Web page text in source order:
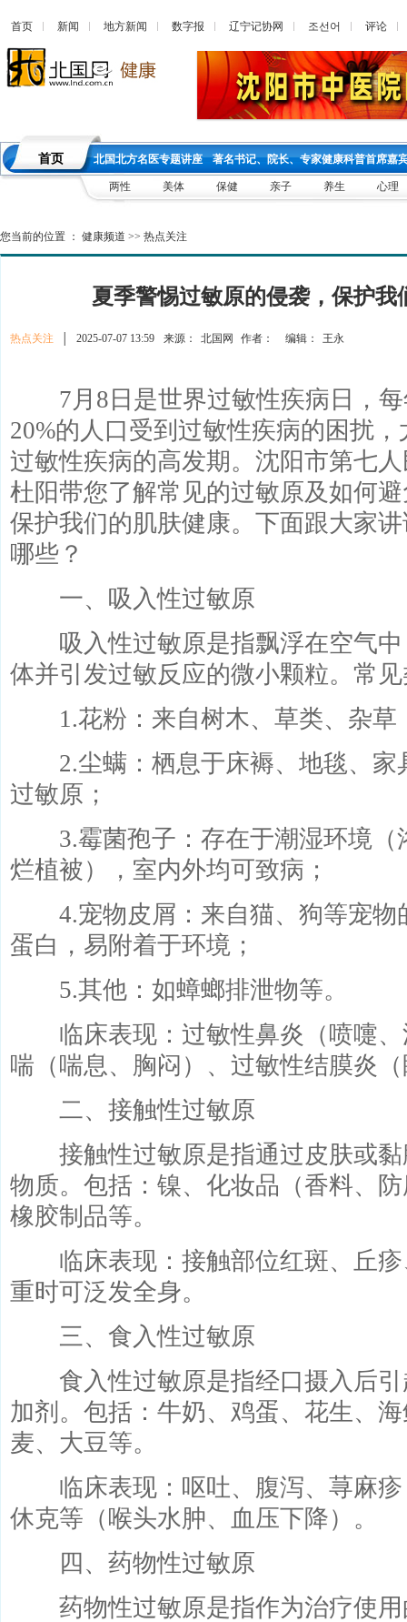
首页 新闻 地方新闻 数字报 辽宁记协网 조선어 评论
首页 北国北方名医专题讲座 著名书记、院长、专家健康科普首席嘉
两性 美体 保健 亲子 养生 心理
您当前的位置 ： 健康频道 >> 热点关注
夏季警惕过敏原的侵袭，保护我
热点关注 2025-07-07 13:59 来源： 北国网 作者： 编辑： 王永
7月8日是世界过敏性疾病日，每
20%的人口受到过敏性疾病的困扰
过敏性疾病的高发期。沈阳市第七
杜阳带您了解常见的过敏原及如何
保护我们的肌肤健康。下面跟大家
哪些？
一、吸入性过敏原
吸入性过敏原是指飘浮在空气中
体并引发过敏反应的微小颗粒。常
1.花粉：来自树木、草类、杂草
2.尘螨：栖息于床褥、地毯、家
过敏原；
3.霉菌孢子：存在于潮湿环境（
烂植被），室内外均可致病；
4.宠物皮屑：来自猫、狗等宠物
蛋白，易附着于环境；
5.其他：如蟑螂排泄物等。
临床表现：过敏性鼻炎（喷嚏、
喘（喘息、胸闷）、过敏性结膜炎
二、接触性过敏原
接触性过敏原是指通过皮肤或黏
物质。包括：镍、化妆品（香料、
橡胶制品等。
临床表现：接触部位红斑、丘疹
重时可泛发全身。
三、食入性过敏原
食入性过敏原是指经口摄入后引
加剂。包括：牛奶、鸡蛋、花生、
麦、大豆等。
临床表现：呕吐、腹泻、荨麻疹
休克等（喉头水肿、血压下降）。
四、药物性过敏原
药物性过敏原是指作为治疗使用